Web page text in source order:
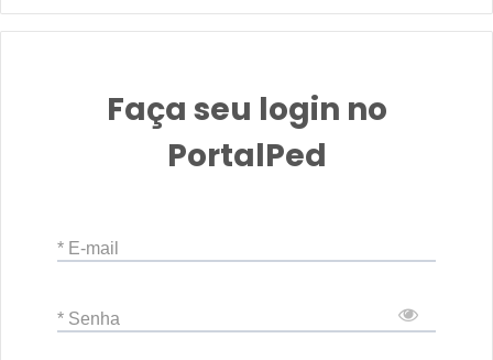
Faça seu login no
PortalPed
* E-mail
* Senha